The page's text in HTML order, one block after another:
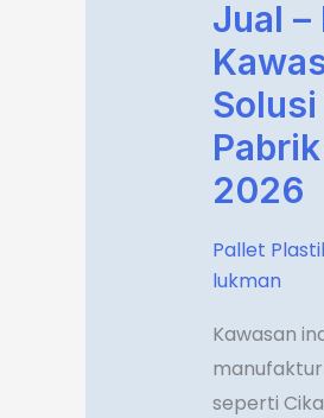
Jual –
2026
Pallet
lukman
Kawasan
seperti
Jual
–
Beli
Pallet
Plastik
Kawasan
Bekasi
–
Solusi
Terbaik
untuk